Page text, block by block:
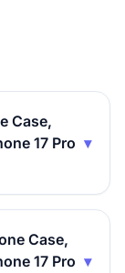
Case,
17 Pro ▾
Case,
17 Pro ▾